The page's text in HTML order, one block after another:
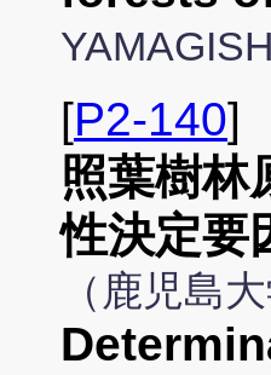
[P2-140]
照葉樹林
性決定
（鹿児島